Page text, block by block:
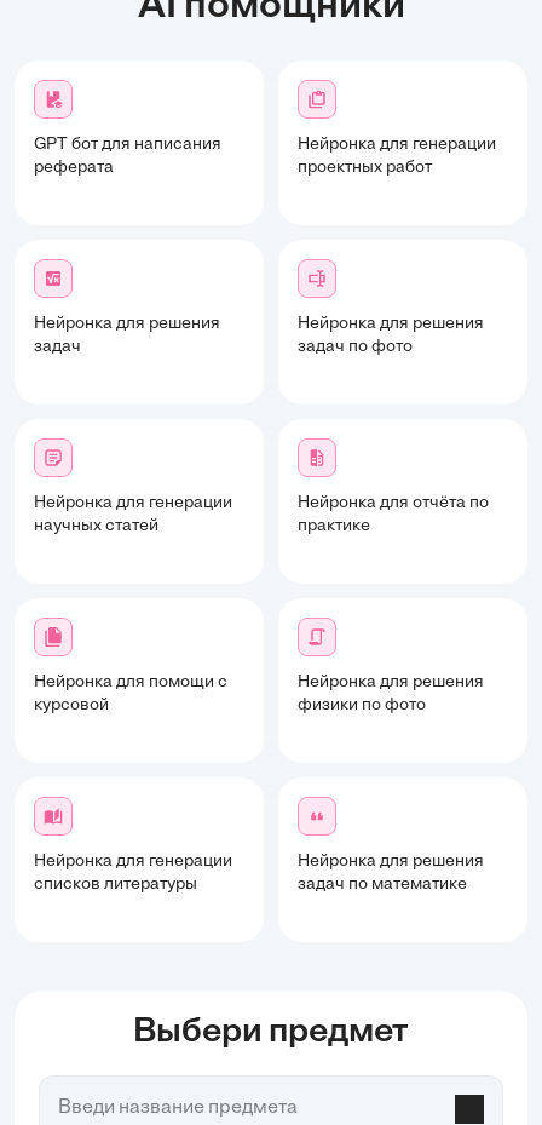
GPT бот для написания
реферата
Нейронка для генерации
проектных работ
Нейронка для решения
задач
Нейронка для решения
задач по фото
Нейронка для генерации
научных статей
Нейронка для отчёта по
практике
Нейронка для помощи с
курсовой
Нейронка для решения
физики по фото
Нейронка для генерации
списков литературы
Нейронка для решения
задач по математике
Выбери предмет